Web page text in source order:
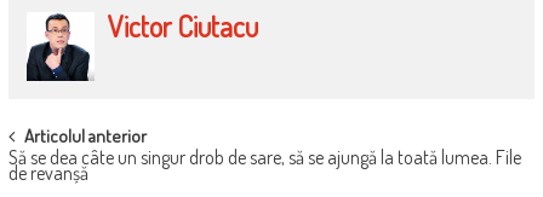
Victor Ciutacu
POST
NAVIGATION
Articolul anterior
Să se dea câte un singur drob de sare, să se ajungă la toată lumea. File
de revanșă